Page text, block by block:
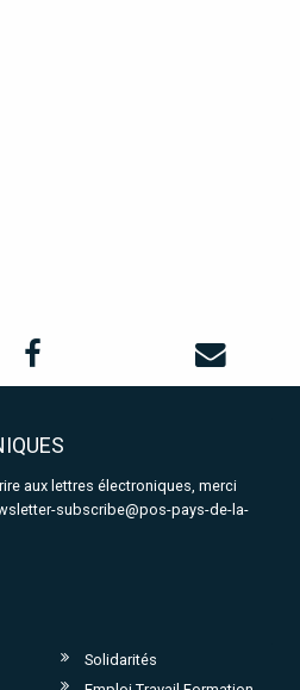
aux lettres électroniques, merci
subscribe@pos-pays-de-la-
Solidarités